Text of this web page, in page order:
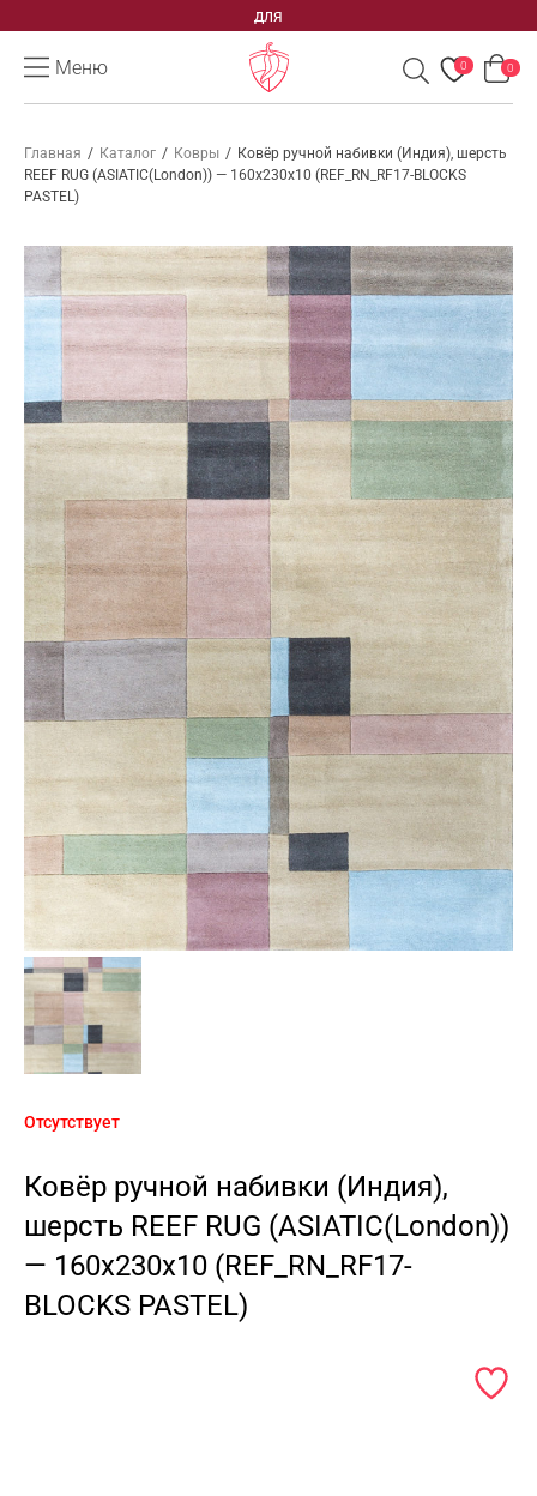
для
Меню 0 0
Главная / Каталог / Ковры / Ковёр ручной набивки (Индия), шерсть
REEF RUG (ASIATIC(London)) — 160x230x10 (REF_RN_RF17-BLOCKS
PASTEL)
Отсутствует
Ковёр ручной набивки (Индия),
шерсть REEF RUG (ASIATIC(London))
— 160x230x10 (REF_RN_RF17-
BLOCKS PASTEL)